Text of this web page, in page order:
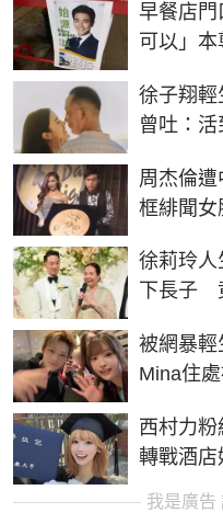
早餐店門
可以」
徐子翔
曾吐：
周杰倫遭
框緋聞女
徐莉玲人
下長子
被網暴輕
Mina住
西村力
轉戰酒
我是廣告